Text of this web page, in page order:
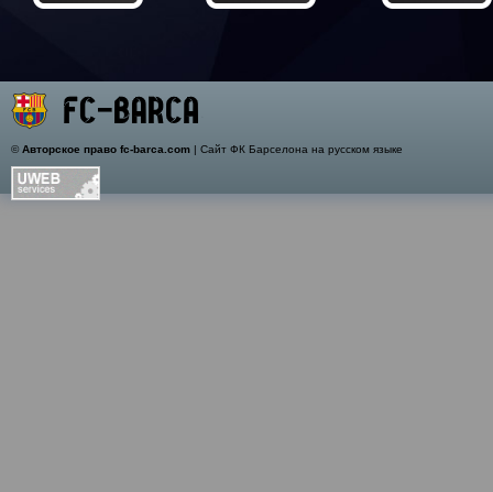
©Авторское право fc-barca.com| Сайт ФК Барселона на русском языке